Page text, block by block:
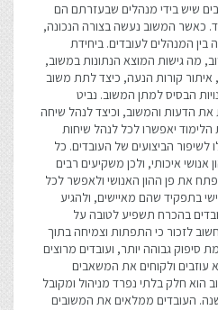
שיש בידי מנהלים שבעזרתם הם
כאשר המשוב נעשה בצורה הנכונה,
בין המנהלים לעובדים. ביחידת
מה גישות המוצא הנתונות במשוב,
קורות הנעה, כיצד לתת משוב
הבסיס למתן המשוב. נביט
הדעות והמשוב, וכיצד לנהל שיחה
יאפשרו לכל לנהל שיחות
לשיפור הביצועים של העובדים. כל
אנושי איכותי, ולכן משקיעים רבים
את פן ההון האנושי ולאפשר לכל
בתפקיד שהם מאיישים, ולהגיע
בהכרח תשפיע לטובה על
לזכור כי התפתות וצמיחה בתוך
סיפוק גבוהה יותר, ועובדים מרוצים
עוזבים ולקוחים את המשאבים
הוא חלק בלתי נפרד מניהול ומקובל
העובדים ממלאים את המשובים